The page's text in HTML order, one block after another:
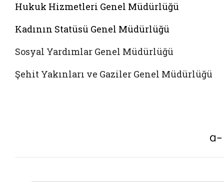
Hukuk Hizmetleri Genel Müdürlüğü
Kadının Statüsü Genel Müdürlüğü
Sosyal Yardımlar Genel Müdürlüğü
Şehit Yakınları ve Gaziler Genel Müdürlüğü